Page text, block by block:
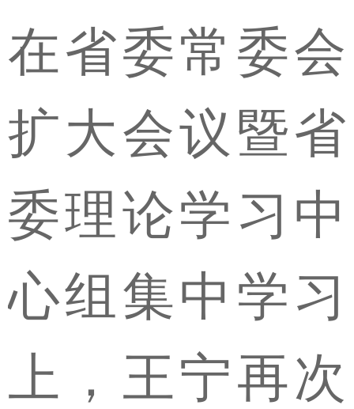
在省委常委会
扩大会议暨省
委理论学习中
心组集中学习
上，王宁再次